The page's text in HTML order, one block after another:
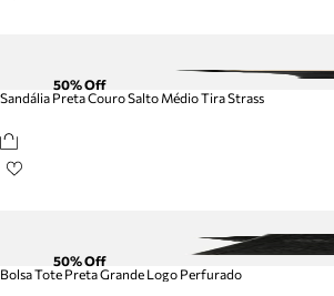
50% Off
Sandália Preta Couro Salto Médio Tira Strass
50% Off
Bolsa Tote Preta Grande Logo Perfurado